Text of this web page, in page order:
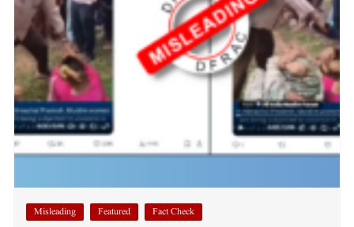
Fact Check
Featured
Misleading